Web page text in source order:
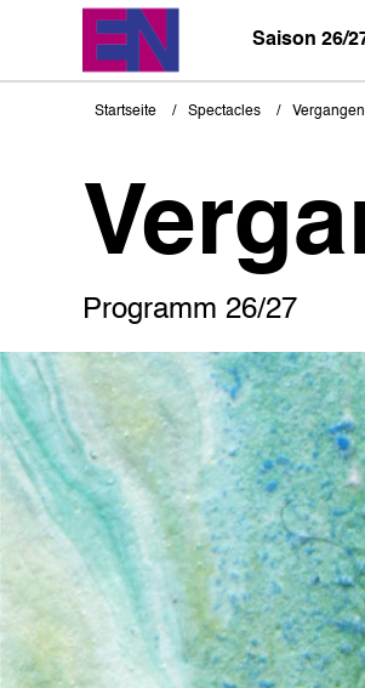
Saison 26/
Pfadnavigation
Startseite Spectacles
Programm 26/27